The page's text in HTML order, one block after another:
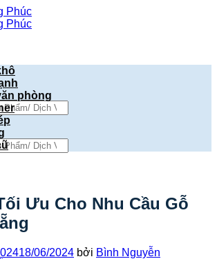
phòng
Ưu Cho Nhu Cầu Gỗ
18/06/2024 bởi Bình Nguyễn